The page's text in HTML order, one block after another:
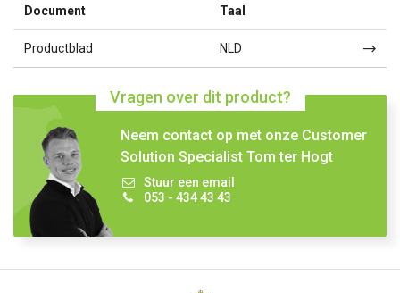
Document Taal
Productblad NLD
Vragen over dit product?
Neem contact op met onze Customer
Solution Specialist Tom ter Hogt
Stuur een email
053 - 434 43 43